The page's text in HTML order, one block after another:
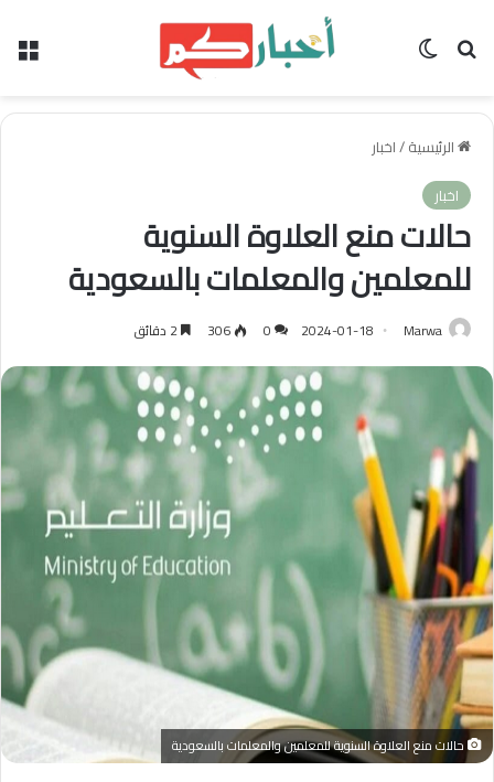
بحث عن الوضع المظلم
الرئيسية/اخبار
اخبار
حالات منع العلاوة السنوية
للمعلمين والمعلمات بالسعودية
Marwa
2024-01-18
0
306
حالات منع العلاوة السنوية للمعلمين والمعلمات بالسعودية